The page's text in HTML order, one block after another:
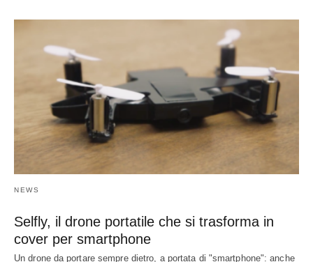
NEWS
Selfly, il drone portatile che si trasforma in
cover per smartphone
Un drone da portare sempre dietro, a portata di "smartphone": anche